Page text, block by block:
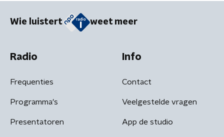
Wie luistert weet meer
Radio
Frequenties
Programma's
Presentatoren
Info
Contact
Veelgestelde vragen
App de studio